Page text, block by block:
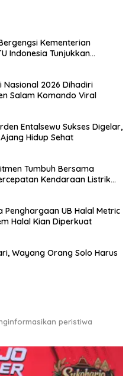
Kementerian
Indonesia Tunjukkan
Nasional 2026 Dihadiri
Salam Komando Viral
Entalsewu Sukses Digelar,
Hidup Sehat
Tumbuh Bersama
Kendaraan Listrik
UB Halal Metric
Halal Kian Diperkuat
Wayang Orang Solo Harus
peristiwa